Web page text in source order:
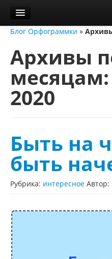
Орфограммка
Библиотека
Блог
О нас
Диктанты
Блог Орфограммки »
Архивы
месяцам:
2020
Быть на
быть
Рубрика: интересное Автор: